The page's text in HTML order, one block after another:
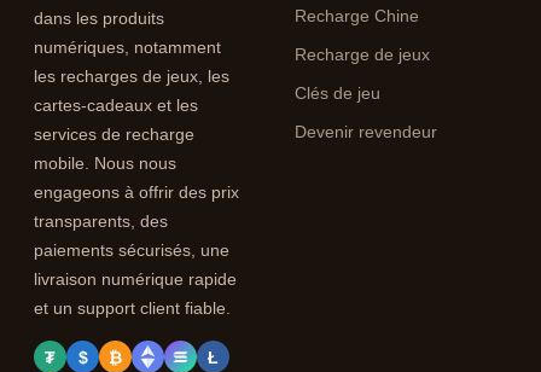
dans les produits
numériques, notamment
les recharges de jeux, les
cartes-cadeaux et les
services de recharge
mobile. Nous nous
engageons à offrir des prix
transparents, des
paiements sécurisés, une
livraison numérique rapide
et un support client fiable.
₮ $ ₿ Ł
Recharge Chine
Recharge de jeux
Clés de jeu
Devenir revendeur